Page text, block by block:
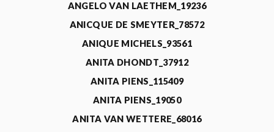
ANGELO VAN LAETHEM_19236
ANICQUE DE SMEYTER_78572
ANIQUE MICHELS_93561
ANITA DHONDT_37912
ANITA PIENS_115409
ANITA PIENS_19050
ANITA VAN WETTERE_68016